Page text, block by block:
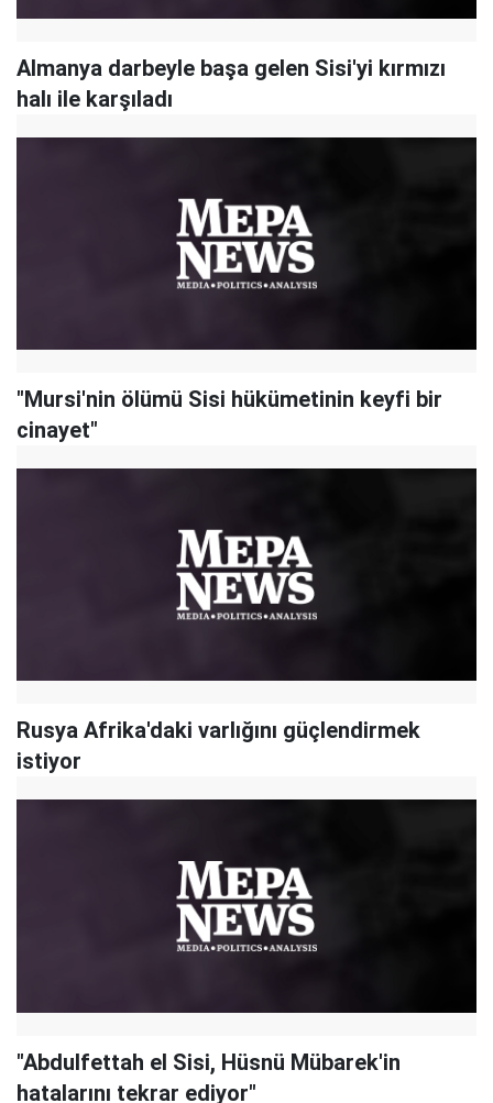
Almanya darbeyle başa gelen Sisi'yi kırmızı
halı ile karşıladı
"Mursi'nin ölümü Sisi hükümetinin keyfi bir
cinayet"
Rusya Afrika'daki varlığını güçlendirmek
istiyor
"Abdulfettah el Sisi, Hüsnü Mübarek'in
hatalarını tekrar ediyor"